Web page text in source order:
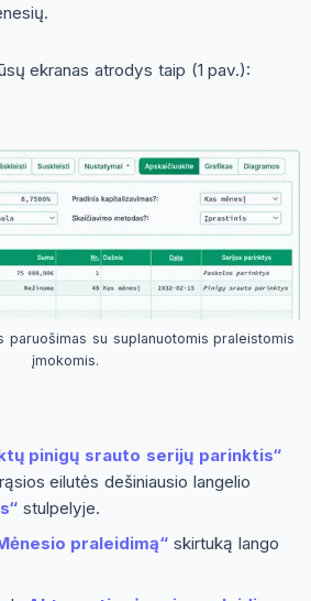
ekranas atrodys taip (1 pav.):
paruošimas su suplanuotomis praleistomis
įmokomis.
pinigų srauto serijų parinktis“
eilutės dešiniausio langelio
stulpelyje.
praleidimą“ skirtuką lango